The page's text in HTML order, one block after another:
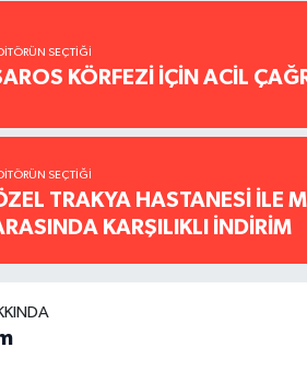
SEÇTIĞI
KÖRFEZİ İÇİN ACİL
SEÇTIĞI
TRAKYA HASTANESİ İLE
KARŞILIKLI İNDİRİM